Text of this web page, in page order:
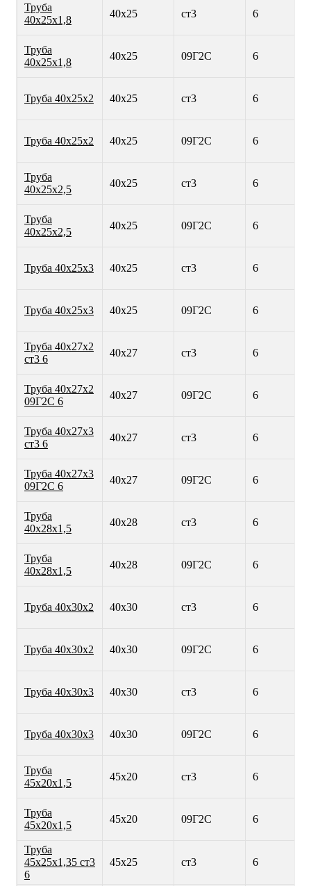
Труба
40х25х1,8
40х25 ст3 6
Труба
40х25х1,8
40х25 09Г2С 6
Труба 40х25х2 40х25 ст3 6
Труба 40х25х2 40х25 09Г2С 6
Труба
40х25х2,5
40х25 ст3 6
Труба
40х25х2,5
40х25 09Г2С 6
Труба 40х25х3 40х25 ст3 6
Труба 40х25х3 40х25 09Г2С 6
Труба 40х27х2
ст3 6
40х27 ст3 6
Труба 40х27х2
09Г2С 6
40х27 09Г2С 6
Труба 40х27х3
ст3 6
40х27 ст3 6
Труба 40х27х3
09Г2С 6
40х27 09Г2С 6
Труба
40х28х1,5
40х28 ст3 6
Труба
40х28х1,5
40х28 09Г2С 6
Труба 40х30х2 40х30 ст3 6
Труба 40х30х2 40х30 09Г2С 6
Труба 40х30х3 40х30 ст3 6
Труба 40х30х3 40х30 09Г2С 6
Труба
45х20х1,5
45х20 ст3 6
Труба
45х20х1,5
45х20 09Г2С 6
Труба
45х25х1,35 ст3
6
45х25 ст3 6